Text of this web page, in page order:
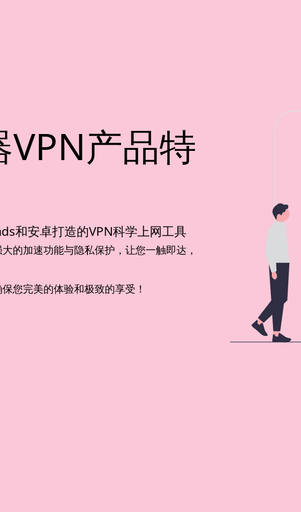
产品特
和安卓打造的VPN科学上网工具
的加速功能与隐私保护，让您一触即达，
您完美的体验和极致的享受！